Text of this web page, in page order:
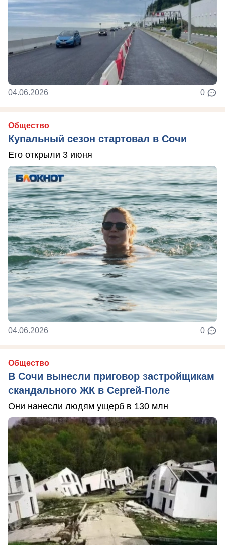
04.06.2026 0
Общество
Купальный сезон стартовал в Сочи
Его открыли 3 июня
04.06.2026 0
Общество
В Сочи вынесли приговор застройщикам
скандального ЖК в Сергей-Поле
Они нанесли людям ущерб в 130 млн